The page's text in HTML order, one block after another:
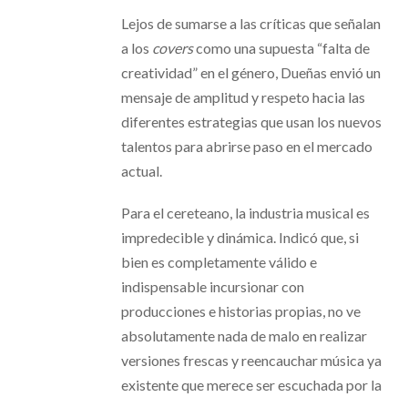
Lejos de sumarse a las críticas que señalan
a los coverscomo una supuesta “falta de
creatividad” en el género, Dueñas envió un
mensaje de amplitud y respeto hacia las
diferentes estrategias que usan los nuevos
talentos para abrirse paso en el mercado
actual.
Para el cereteano, la industria musical es
impredecible y dinámica. Indicó que, si
bien es completamente válido e
indispensable incursionar con
producciones e historias propias, no ve
absolutamente nada de malo en realizar
versiones frescas y reencauchar música ya
existente que merece ser escuchada por la